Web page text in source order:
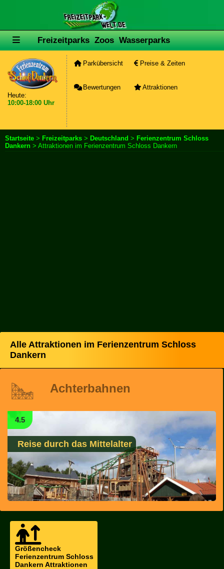
Freizeitparks Zoos Wasserparks
Heute:
10:00-18:00 Uhr
Parkübersicht Preise & Zeiten
Bewertungen Attraktionen
Startseite > Freizeitparks > Deutschland > Ferienzentrum Schloss
Dankern > Attraktionen im Ferienzentrum Schloss Dankern
Alle Attraktionen im Ferienzentrum Schloss
Dankern
Achterbahnen
4.5
Reise durch das Mittelalter
Größencheck
Ferienzentrum Schloss
Dankern Attraktionen